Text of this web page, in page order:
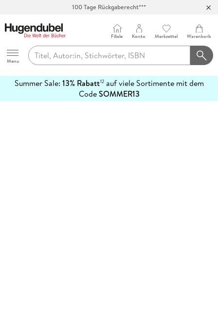
100 Tage Rückgaberecht***
Hugendubel
Menu
Filiale Konto Merkzettel Warenkorb
Summer Sale: 13% Rabatt12auf viele Sortimente mit dem
CodeSOMMER13
erfahren